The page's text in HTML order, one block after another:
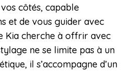
côtés, capable
et de vous guider avec
Kia cherche à offrir avec
ne se limite pas à un
il s’accompagne d’un